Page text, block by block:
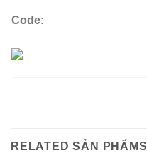
Code:
RELATED SẢN PHẨMS